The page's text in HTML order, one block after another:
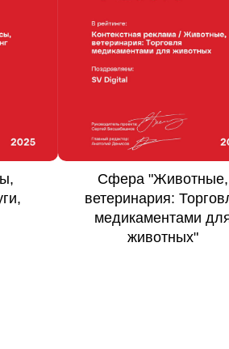
Сфера"Финансы,
инвестиции:
Инвестиционные